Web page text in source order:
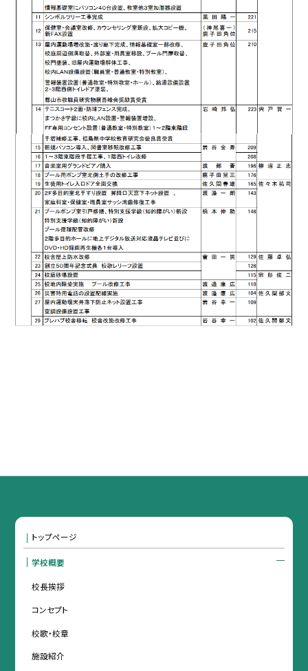
トップページ
学校概要
校長挨拶
コンセプト
校歌・校章
施設紹介